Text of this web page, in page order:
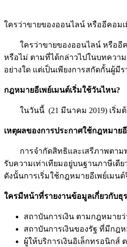
ใครว่าขายของออนไลน์ หรืออีคอมเ
ใครว่าขายของออนไลน์ หรืออีคอ
หรือไม่ ตามที่ได้กล่าวไปในบทความ
อย่างใด แต่เป็นเพียงการสกัดกั้นผู้มี
กฎหมายอีเพย์เมนต์เริ่มใช้วันไหน?
ในวันนี้ (21 มีนาคม 2019) เริ่มต้
เหตุผลของการประกาศใช้กฎหมาย
การจำกัดสิทธิและเสรีภาพตามพ
รับความเท่าเทียมอยู่บนฐานภาษีเดี
ดังนั้นการเริ่มใช้กฎหมายอีเพย์เมน
ใครมีหน้าที่รายงานข้อมูลเกี่ยวกับ
สถาบันการเงิน ตามกฎหมาย
สถาบันการเงินของรัฐ ที่มีกฎ
ผู้ให้บริการเงินอิเล็กทรอนิกส์